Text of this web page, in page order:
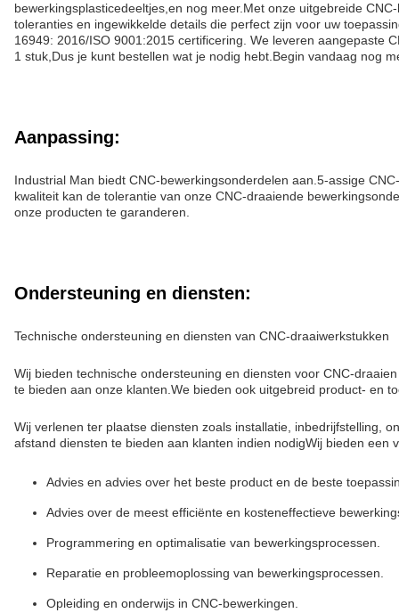
bewerkingsplasticedeeltjes,en nog meer.Met onze uitgebreide
toleranties en ingewikkelde details die perfect zijn voor uw
16949: 2016/ISO 9001:2015 certificering. We leveren aangepaste
1 stuk,Dus je kunt bestellen wat je nodig hebt.Begin vandaag nog
Aanpassing:
Industrial Man biedt CNC-bewerkingsonderdelen aan.5-assige
kwaliteit kan de tolerantie van onze CNC-draaiende
onze producten te garanderen.
Ondersteuning en diensten:
Technische ondersteuning en diensten van CNC-draaiwerkstukken
Wij bieden technische ondersteuning en diensten voor CNC-
te bieden aan onze klanten.We bieden ook uitgebreid product- en
Wij verlenen ter plaatse diensten zoals installatie, inbedrijfstelling,
afstand diensten te bieden aan klanten indien nodigWij bieden een
Advies en advies over het beste product en de beste
Advies over de meest efficiënte en kosteneffectieve
Programmering en optimalisatie van bewerkingsprocessen.
Reparatie en probleemoplossing van bewerkingsprocessen.
Opleiding en onderwijs in CNC-bewerkingen.